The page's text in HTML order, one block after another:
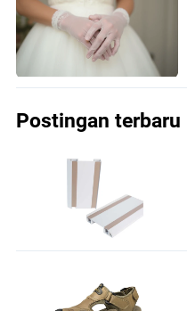
Postingan terbaru